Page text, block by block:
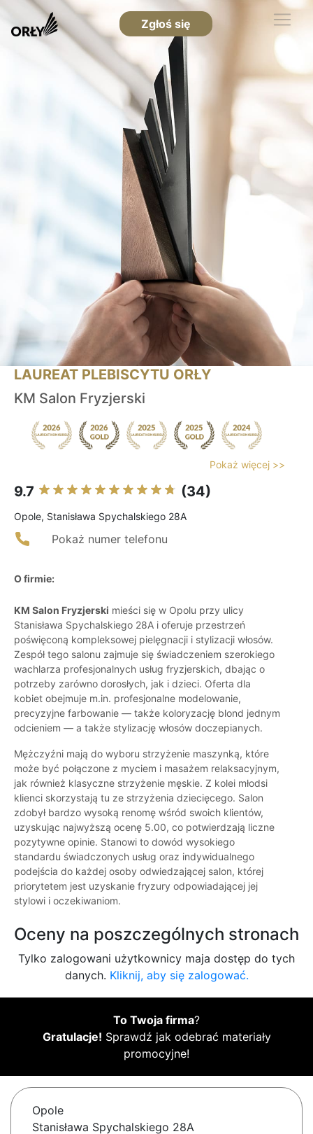
Zgłoś się
LAUREAT PLEBISCYTU ORŁY
KM Salon Fryzjerski
Pokaż więcej >>
9.7 (34)
Opole, Stanisława Spychalskiego 28A
Pokaż numer telefonu
O firmie:
KM Salon Fryzjerski mieści się w Opolu przy ulicy
Stanisława Spychalskiego 28A i oferuje przestrzeń
poświęconą kompleksowej pielęgnacji i stylizacji włosów.
Zespół tego salonu zajmuje się świadczeniem szerokiego
wachlarza profesjonalnych usług fryzjerskich, dbając o
potrzeby zarówno dorosłych, jak i dzieci. Oferta dla
kobiet obejmuje m.in. profesjonalne modelowanie,
precyzyjne farbowanie — także koloryzację blond jednym
odcieniem — a także stylizację włosów doczepianych.
Mężczyźni mają do wyboru strzyżenie maszynką, które
może być połączone z myciem i masażem relaksacyjnym,
jak również klasyczne strzyżenie męskie. Z kolei młodsi
klienci skorzystają tu ze strzyżenia dziecięcego. Salon
zdobył bardzo wysoką renomę wśród swoich klientów,
uzyskując najwyższą ocenę 5.00, co potwierdzają liczne
pozytywne opinie. Stanowi to dowód wysokiego
standardu świadczonych usług oraz indywidualnego
podejścia do każdej osoby odwiedzającej salon, której
priorytetem jest uzyskanie fryzury odpowiadającej jej
stylowi i oczekiwaniom.
Oceny na poszczególnych stronach
Tylko zalogowani użytkownicy maja dostęp do tych
danych. Kliknij, aby się zalogować.
To Twoja firma?
Gratulacje! Sprawdź jak odebrać materiały
promocyjne!
Opole
Stanisława Spychalskiego 28A